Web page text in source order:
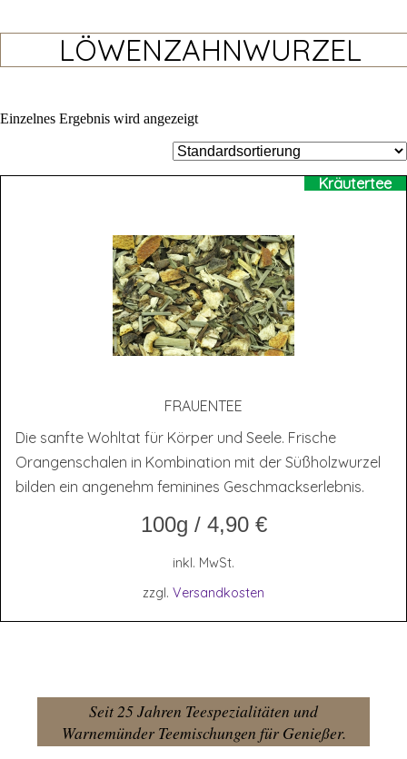
LÖWENZAHNWURZEL
Einzelnes Ergebnis wird angezeigt
Kräutertee
FRAU­EN­TEE
Die sanfte Wohltat für Körper und Seele. Frische
Orangenschalen in Kombination mit der Süßholzwurzel
bilden ein angenehm feminines Geschmackserlebnis.
100g / 4,90 €
inkl. MwSt.
zzgl. Versandkosten
Seit 25 Jahren Teespezialitäten und
Warnemünder Teemischungen für Genießer.